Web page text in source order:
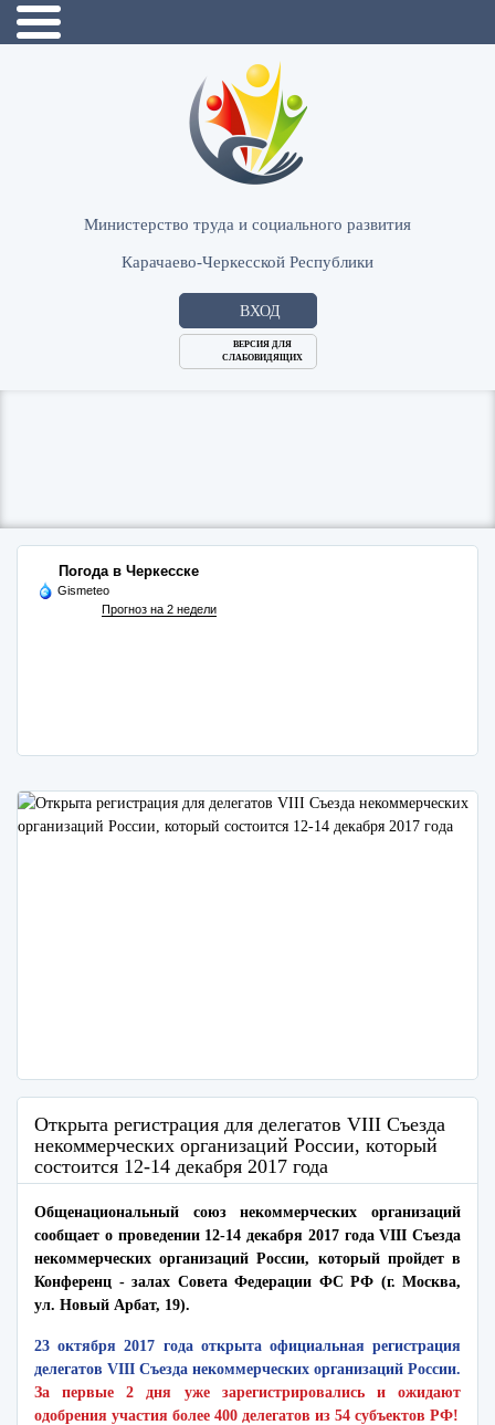
Министерство труда и социального развития
Карачаево-Черкесской Республики
ВХОД
ВЕРСИЯ ДЛЯ
СЛАБОВИДЯЩИХ
Погода в Черкесске
Gismeteo
Прогноз на 2 недели
Открыта регистрация для делегатов VIII Съезда
некоммерческих организаций России, который
состоится 12-14 декабря 2017 года
Общенациональный союз некоммерческих организаций
сообщает о проведении 12-14 декабря 2017 года VIII Съезда
некоммерческих организаций России, который пройдет в
Конференц - залах Совета Федерации ФС РФ (г. Москва,
ул. Новый Арбат, 19).
23 октября 2017 года открыта официальная регистрация
делегатов VIII Съезда некоммерческих организаций России.
За первые 2 дня уже зарегистрировались и ожидают
одобрения участия более 400 делегатов из 54 субъектов РФ!